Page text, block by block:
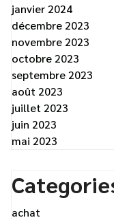
janvier 2024
décembre 2023
novembre 2023
octobre 2023
septembre 2023
août 2023
juillet 2023
juin 2023
mai 2023
achat